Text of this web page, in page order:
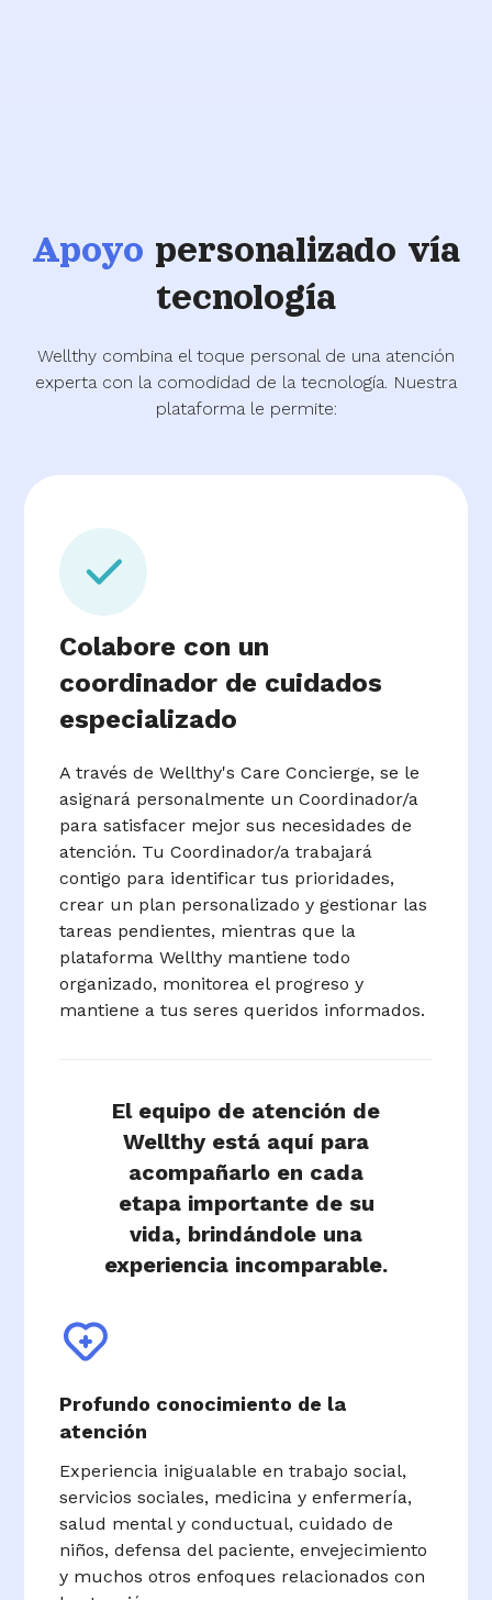
Apoyo personalizado vía
tecnología
Wellthy combina el toque personal de una atención
experta con la comodidad de la tecnología. Nuestra
plataforma le permite:
Colabore con un
coordinador de cuidados
especializado
A través de Wellthy's Care Concierge, se le
asignará personalmente un Coordinador/a
para satisfacer mejor sus necesidades de
atención. Tu Coordinador/a trabajará
contigo para identificar tus prioridades,
crear un plan personalizado y gestionar las
tareas pendientes, mientras que la
plataforma Wellthy mantiene todo
organizado, monitorea el progreso y
mantiene a tus seres queridos informados.
El equipo de atención de
Wellthy está aquí para
acompañarlo en cada
etapa importante de su
vida, brindándole una
experiencia incomparable.
Profundo conocimiento de la
atención
Experiencia inigualable en trabajo social,
servicios sociales, medicina y enfermería,
salud mental y conductual, cuidado de
niños, defensa del paciente, envejecimiento
y muchos otros enfoques relacionados con